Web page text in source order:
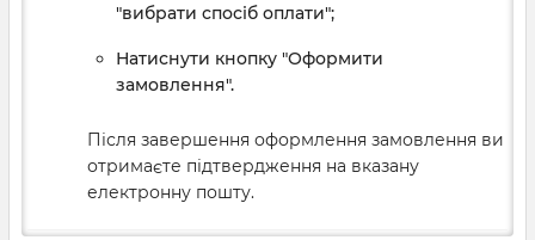
"вибрати спосіб оплати";
Натиснути кнопку "Оформити
замовлення".
Після завершення оформлення замовлення ви
отримаєте підтвердження на вказану
електронну пошту.